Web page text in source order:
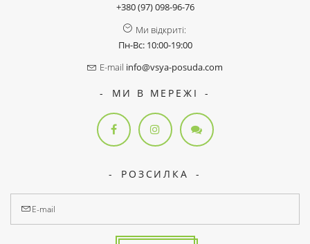
+380 (97) 098-96-76
Ми відкриті:
Пн-Вс: 10:00-19:00
E-mail info@vsya-posuda.com
МИ В МЕРЕЖІ
РОЗСИЛКА